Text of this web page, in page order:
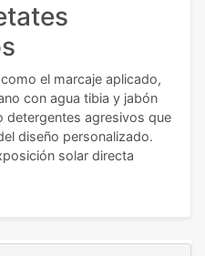
el marcaje aplicado,
con agua tibia y jabón
detergentes agresivos que
diseño personalizado.
solar directa